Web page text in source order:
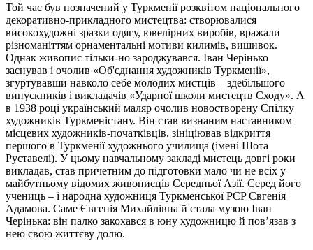
Той час був позначений у Туркменії розквітом національного
декоративно-прикладного мистецтва: створювалися
високохудожні зразки одягу, ювелірних виробів, вражали
різноманіттям орнаментальні мотиви килимів, вишивок.
Однак живопис тільки-но зароджувався. Іван Черінько
заснував і очолив «Об'єднання художників Туркменії»,
згуртувавши навколо себе молодих мистців – здебільшого
випускників і викладачів «Ударної школи мистецтв Сходу». А
в 1938 році український маляр очолив новостворену Спілку
художників Туркменістану. Він став визнаним наставником
місцевих художників-початківців, зініціював відкриття
першого в Туркменії художнього училища (імені Шота
Руставелі). У цьому навчальному закладі мистець довгі роки
викладав, став причетним до підготовки мало чи не всіх у
майбутньому відомих живописців Середньої Азії. Серед його
учениць – і народна художниця Туркменської PCP Євгенія
Адамова. Саме Євгенія Михайлівна й стала музою Іван
Черінька: він палко закохався в юну художницю й пов’язав з
нею свою життєву долю.